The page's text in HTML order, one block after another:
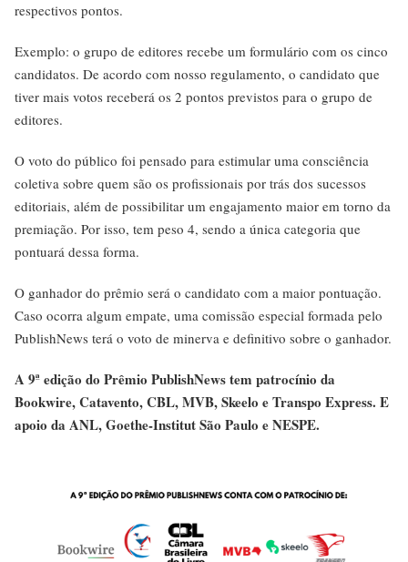
respectivos pontos.
Exemplo: o grupo de editores recebe um formulário com os cinco
candidatos. De acordo com nosso regulamento, o candidato que
tiver mais votos receberá os 2 pontos previstos para o grupo de
editores.
O voto do público foi pensado para estimular uma consciência
coletiva sobre quem são os profissionais por trás dos sucessos
editoriais, além de possibilitar um engajamento maior em torno da
premiação. Por isso, tem peso 4, sendo a única categoria que
pontuará dessa forma.
O ganhador do prêmio será o candidato com a maior pontuação.
Caso ocorra algum empate, uma comissão especial formada pelo
PublishNews terá o voto de minerva e definitivo sobre o ganhador.
A 9ª edição do Prêmio PublishNews tem patrocínio da
Bookwire, Catavento, CBL, MVB, Skeelo e Transpo Express. E
apoio da ANL, Goethe-Institut São Paulo e NESPE.